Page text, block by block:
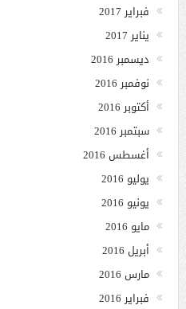
فبراير 2017
يناير 2017
ديسمبر 2016
نوفمبر 2016
أكتوبر 2016
سبتمبر 2016
أغسطس 2016
يوليو 2016
يونيو 2016
مايو 2016
أبريل 2016
مارس 2016
فبراير 2016